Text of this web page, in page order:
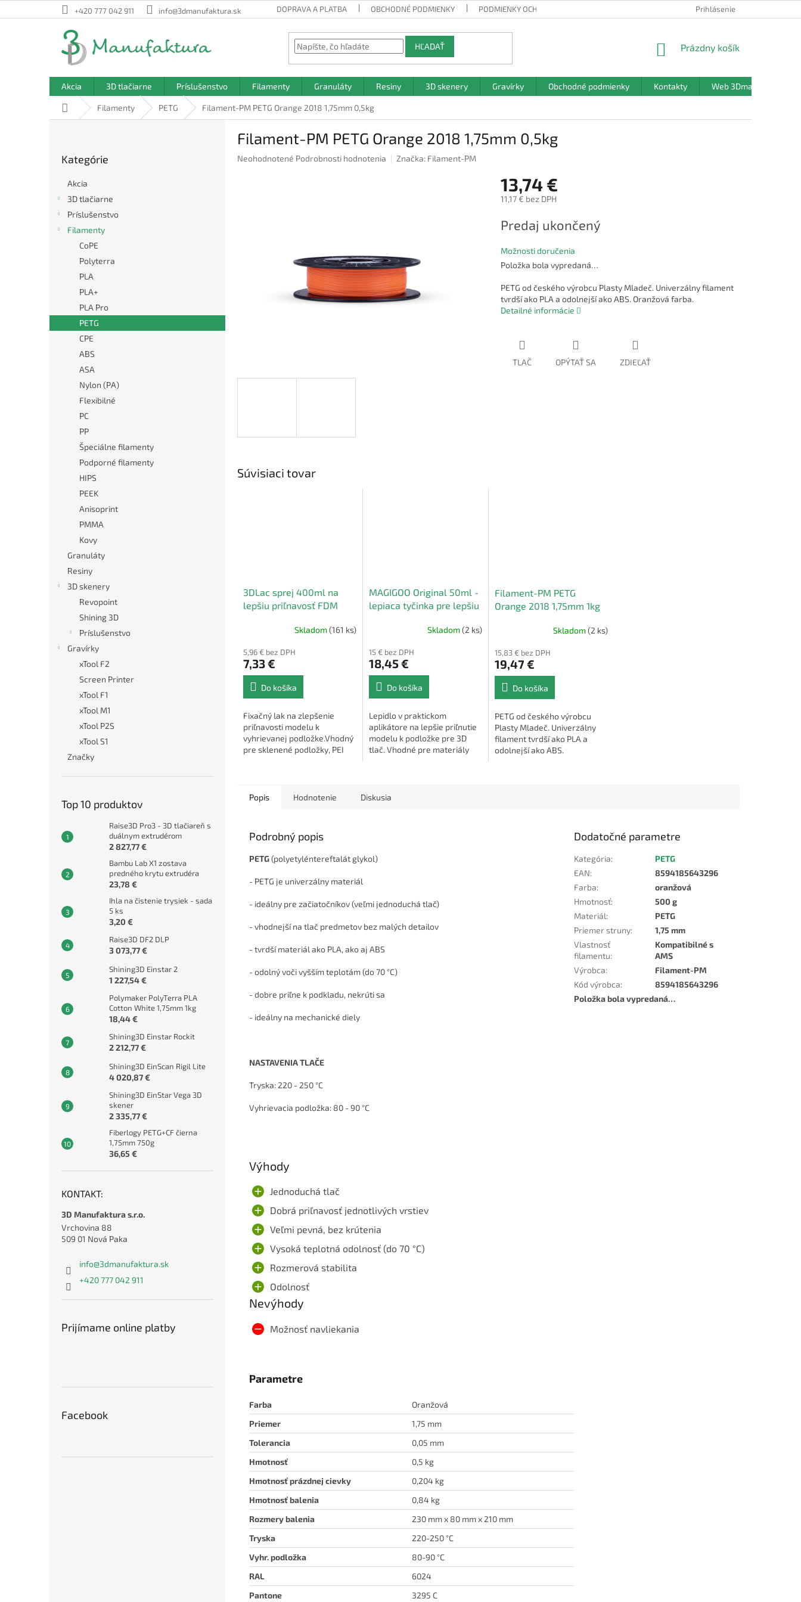
na
+420 777 042 911 info@3dmanufaktura.sk DOPRAVA A PLATBA OBCHODNÉ PODMIENKY PODMIENKY OCHRANY OSOBNÝCH ÚDAJOV Prihlásenie
HĽADAŤ
NÁKUPNÝ
Prázdny košík
Akcia 3D tlačiarne Príslušenstvo Filamenty Granuláty Resiny 3D skenery Gravírky Obchodné podmienky Kontakty Web 3Dmanufaktura.sk
DomovFilamenty PETG Filament-PM PETG Orange 2018 1,75mm 0,5kg
kategórie
Kategórie
Akcia
3D tlačiarne
Príslušenstvo
Filamenty
CoPE
Polyterra
PLA
PLA+
PLA Pro
PETG
CPE
ABS
ASA
Nylon (PA)
Flexibilné
PC
PP
Špeciálne filamenty
Podporné filamenty
HIPS
PEEK
Anisoprint
PMMA
Kovy
Granuláty
Resiny
3D skenery
Revopoint
Shining 3D
Príslušenstvo
Gravírky
xTool F2
Screen Printer
xTool F1
xTool M1
xTool P2S
xTool S1
Značky
Top 10 produktov
Raise3D Pro3 - 3D tlačiareň s
duálnym extrudérom
2 827,77 €
Bambu Lab X1 zostava
predného krytu extrudéra
23,78 €
Ihla na čistenie trysiek - sada
5 ks
3,20 €
Raise3D DF2 DLP
3 073,77 €
Shining3D Einstar 2
1 227,54 €
Polymaker PolyTerra PLA
Cotton White 1,75mm 1kg
18,44 €
Shining3D Einstar Rockit
2 212,77 €
Shining3D EinScan Rigil Lite
4 020,87 €
Shining3D EinStar Vega 3D
skener
2 335,77 €
Fiberlogy PETG+CF čierna
1,75mm 750g
36,65 €
KONTAKT:
3D Manufaktura s.r.o.
Vrchovina 88
509 01 Nová Paka
info@3dmanufaktura.sk
+420 777 042 911
Prijímame online platby
Facebook
Filament-PM PETG Orange 2018 1,75mm 0,5kg
Priemerné
Neohodnotené Podrobnosti hodnotenia Značka: Filament-PM
13,74 €
11,17 € bez DPH
cena:
Predaj ukončený
Možnosti doručenia
Položka bola vypredaná…
PETG od českého výrobcu Plasty Mladeč. Univerzálny filament
tvrdší ako PLA a odolnejší ako ABS. Oranžová farba.
Detailné informácie
TLAČ OPÝTAŤ SA ZDIEĽAŤ
Súvisiaci tovar
3DLac sprej 400ml na
lepšiu priľnavosť FDM
Skladom(161 ks)
5,96 € bez DPH
7,33 €
Do košíka
Fixačný lak na zlepšenie
priľnavosti modelu k
vyhrievanej podložke.Vhodný
pre sklenené podložky, PEI
MAGIGOO Original 50ml -
lepiaca tyčinka pre lepšiu
Skladom(2 ks)
15 € bez DPH
18,45 €
Do košíka
Lepidlo v praktickom
aplikátore na lepšie priľnutie
modelu k podložke pre 3D
tlač. Vhodné pre materiály
Filament-PM PETG
Orange 2018 1,75mm 1kg
Skladom(2 ks)
15,83 € bez DPH
19,47 €
Do košíka
PETG od českého výrobcu
Plasty Mladeč. Univerzálny
filament tvrdší ako PLA a
odolnejší ako ABS.
Popis Hodnotenie Diskusia
Podrobný popis
PETG(polyetyléntereftalát glykol)
- PETG je univerzálny materiál
- ideálny pre začiatočníkov (veľmi jednoduchá tlač)
- vhodnejší na tlač predmetov bez malých detailov
- tvrdší materiál ako PLA, ako aj ABS
- odolný voči vyšším teplotám (do 70 °C)
- dobre priľne k podkladu, nekrúti sa
- ideálny na mechanické diely
NASTAVENIA TLAČE
Tryska: 220 - 250 °C
Vyhrievacia podložka: 80 - 90 °C
Výhody
Jednoduchá tlač
Dobrá priľnavosť jednotlivých vrstiev
Veľmi pevná, bez krútenia
Vysoká teplotná odolnosť (do 70 °C)
Rozmerová stabilita
Odolnosť
Nevýhody
Možnosť navliekania
Parametre
Farba
Oranžová
Priemer
1,75 mm
Tolerancia
0,05 mm
Hmotnosť
0,5 kg
Hmotnosť prázdnej cievky
0,204 kg
Hmotnosť balenia
0,84 kg
Rozmery balenia
230 mm x 80 mm x 210 mm
Tryska
220-250 °C
Vyhr. podložka
80-90 °C
RAL
6024
Pantone
3295 C
Dodatočné parametre
Kategória:
PETG
EAN:
8594185643296
Farba:
oranžová
Hmotnosť:
500 g
Materiál:
PETG
Priemer struny:
1,75 mm
Vlastnosť
filamentu:
Kompatibilné s
AMS
Výrobca:
Filament-PM
Kód výrobca:
8594185643296
Položka bola vypredaná…